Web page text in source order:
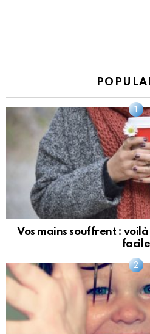
Vos mains souffrent :
facile